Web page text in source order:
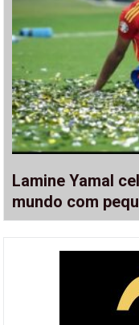
Lamine Yamal
mundo com